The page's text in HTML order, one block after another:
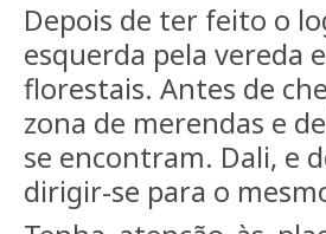
Depois de ter feito o
esquerda pela vereda
florestais. Antes de
zona de merendas e
se encontram. Dali, e
dirigir-se para o